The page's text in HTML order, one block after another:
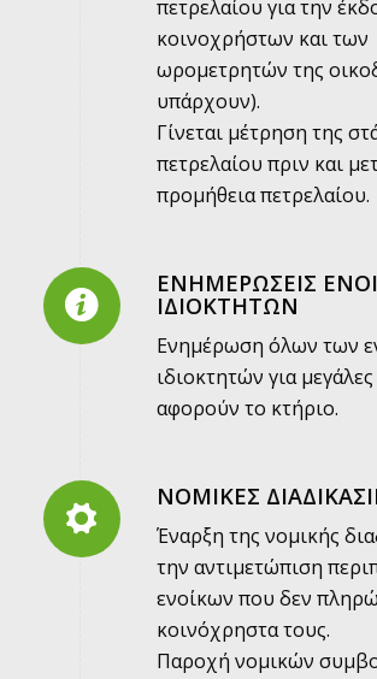
πετρελαίου για την
κοινοχρήστων και των
ωρομετρητών της
υπάρχουν).
Γίνεται μέτρηση της
πετρελαίου πριν και
προμήθεια πετρελαίου.
ΕΝΗΜΕΡΩΣΕΙΣ
ΙΔΙΟΚΤΗΤΩΝ
Ενημέρωση όλων των
ιδιοκτητών για
αφορούν το κτήριο.
ΝΟΜΙΚΕΣ
Έναρξη της νομικής
την αντιμετώπιση
ενοίκων που δεν
κοινόχρηστα τους.
Παροχή νομικών